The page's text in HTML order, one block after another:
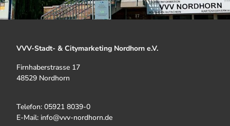
VVV-Stadt- & Citymarketing Nordhorn e.V.
Firnhaberstrasse 17
48529 Nordhorn
Telefon: 05921 8039-0
E-Mail: info@vvv-nordhorn.de